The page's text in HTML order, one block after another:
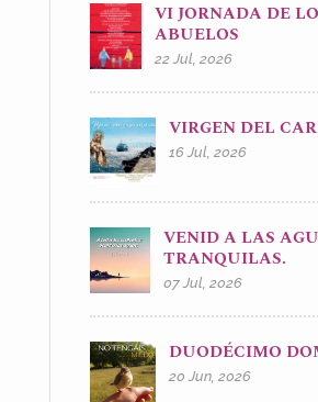
VI JORNADA DE
ABUELOS
22 Jul, 2026
VIRGEN DEL
16 Jul, 2026
VENID A LAS
TRANQUILAS.
07 Jul, 2026
DUODÉCIMO
20 Jun, 2026